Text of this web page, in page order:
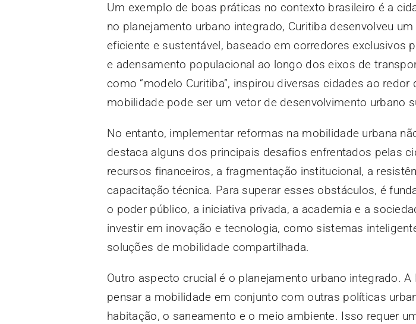
Um exemplo de boas práticas no contexto brasileiro é a
no planejamento urbano integrado, Curitiba desenvolveu
eficiente e sustentável, baseado em corredores exclusivos
e adensamento populacional ao longo dos eixos de
como “modelo Curitiba”, inspirou diversas cidades ao
mobilidade pode ser um vetor de desenvolvimento urbano
No entanto, implementar reformas na mobilidade urbana
destaca alguns dos principais desafios enfrentados pelas
recursos financeiros, a fragmentação institucional, a
capacitação técnica. Para superar esses obstáculos, é
o poder público, a iniciativa privada, a academia e a
investir em inovação e tecnologia, como sistemas
soluções de mobilidade compartilhada.
Outro aspecto crucial é o planejamento urbano integrado.
pensar a mobilidade em conjunto com outras políticas
habitação, o saneamento e o meio ambiente. Isso requer